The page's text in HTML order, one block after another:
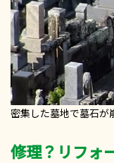
密集した墓地で墓石が
修理？リフォ